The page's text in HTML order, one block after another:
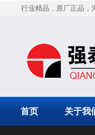
行业精品，原厂正品，湖
首页 关于我